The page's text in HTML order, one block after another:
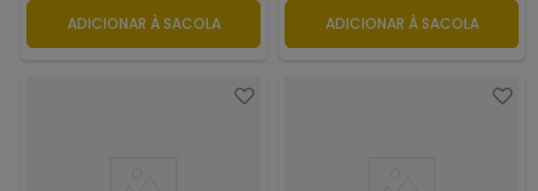
ADICIONAR À SACOLA ADICIONAR À SACOLA